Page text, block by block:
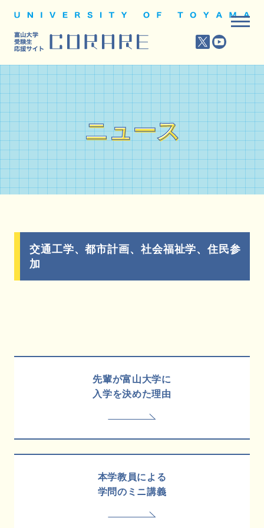
ニュース
ニュース
交通工学、都市計画、社会福祉学、住民参
加
先輩が富山大学に
入学を決めた理由
本学教員による
学問のミニ講義